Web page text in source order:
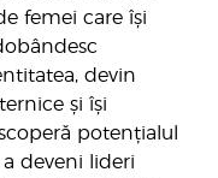
femei care își
devin
și își
potențialul
deveni lideri